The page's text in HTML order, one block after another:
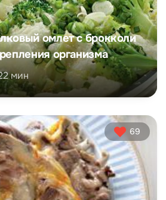
омлет с брокколи
организма
мин
69